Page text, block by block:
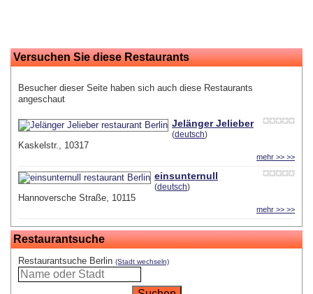
Versuchen Sie diese Restaurants
Besucher dieser Seite haben sich auch diese Restaurants
angeschaut
Jelänger Jelieber
(deutsch)
Kaskelstr., 10317
mehr >> >>
einsunternull
(deutsch)
Hannoversche Straße, 10115
mehr >> >>
Restaurantsuche
Restaurantsuche Berlin (Stadt wechseln)